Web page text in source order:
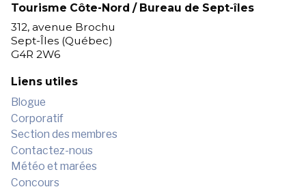
Tourisme Côte-Nord / Bureau de Sept-îles
312, avenue Brochu
Sept-Îles (Québec)
G4R 2W6
Liens utiles
Blogue
Corporatif
Section des membres
Contactez-nous
Météo et marées
Concours